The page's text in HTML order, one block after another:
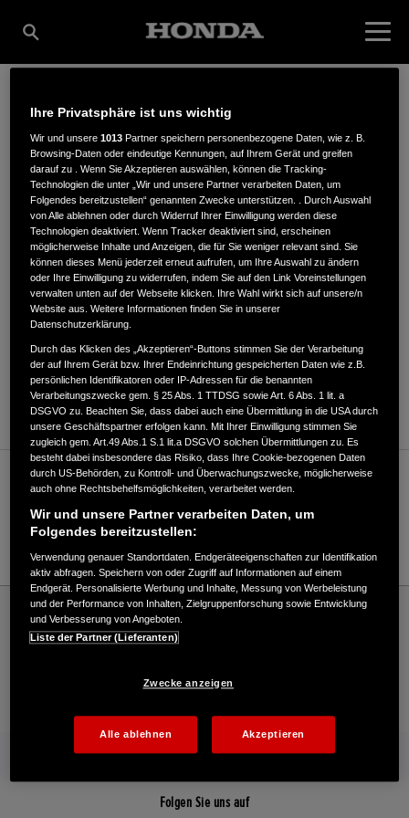
AUGUST HOLDER
GMBH
Senftenberger Str. 55,01239,Dresden
ANFAHRTSBESCHREIBUNG ANFORDERN
WEBSITE
Verkauf / Kundendienst
0351/285980
Honda
Industrie
August Holder GmbH - Industrial – Honda - HONDA Deutschland Offizielle Website |
The Power of Dreams
Mehr von Honda
Folgen Sie uns auf
Ihre Privatsphäre ist uns wichtig
Wir und unsere1013 Partner speichern personenbezogene Daten, wie z. B.
Browsing-Daten oder eindeutige Kennungen, auf Ihrem Gerät und greifen
darauf zu . Wenn Sie Akzeptieren auswählen, können die Tracking-
Technologien die unter „Wir und unsere Partner verarbeiten Daten, um
Folgendes bereitzustellen“ genannten Zwecke unterstützen. . Durch Auswahl
von Alle ablehnen oder durch Widerruf Ihrer Einwilligung werden diese
Technologien deaktiviert. Wenn Tracker deaktiviert sind, erscheinen
möglicherweise Inhalte und Anzeigen, die für Sie weniger relevant sind. Sie
können dieses Menü jederzeit erneut aufrufen, um Ihre Auswahl zu ändern
oder Ihre Einwilligung zu widerrufen, indem Sie auf den Link Voreinstellungen
verwalten unten auf der Webseite klicken. Ihre Wahl wirkt sich auf unsere/n
Website aus. Weitere Informationen finden Sie in unserer
Datenschutzerklärung.
Durch das Klicken des „Akzeptieren“-Buttons stimmen Sie der Verarbeitung
der auf Ihrem Gerät bzw. Ihrer Endeinrichtung gespeicherten Daten wie z.B.
persönlichen Identifikatoren oder IP-Adressen für die benannten
Verarbeitungszwecke gem. § 25 Abs. 1 TTDSG sowie Art. 6 Abs. 1 lit. a
DSGVO zu. Beachten Sie, dass dabei auch eine Übermittlung in die USA durch
unsere Geschäftspartner erfolgen kann. Mit Ihrer Einwilligung stimmen Sie
zugleich gem. Art.49 Abs.1 S.1 lit.a DSGVO solchen Übermittlungen zu. Es
besteht dabei insbesondere das Risiko, dass Ihre Cookie-bezogenen Daten
durch US-Behörden, zu Kontroll- und Überwachungszwecke, möglicherweise
auch ohne Rechtsbehelfsmöglichkeiten, verarbeitet werden.
Wir und unsere Partner verarbeiten Daten, um
Folgendes bereitzustellen:
Verwendung genauer Standortdaten. Endgeräteeigenschaften zur Identifikation
aktiv abfragen. Speichern von oder Zugriff auf Informationen auf einem
Endgerät. Personalisierte Werbung und Inhalte, Messung von Werbeleistung
und der Performance von Inhalten, Zielgruppenforschung sowie Entwicklung
und Verbesserung von Angeboten.
Liste der Partner (Lieferanten)
Zwecke anzeigen
Alle ablehnen Akzeptieren